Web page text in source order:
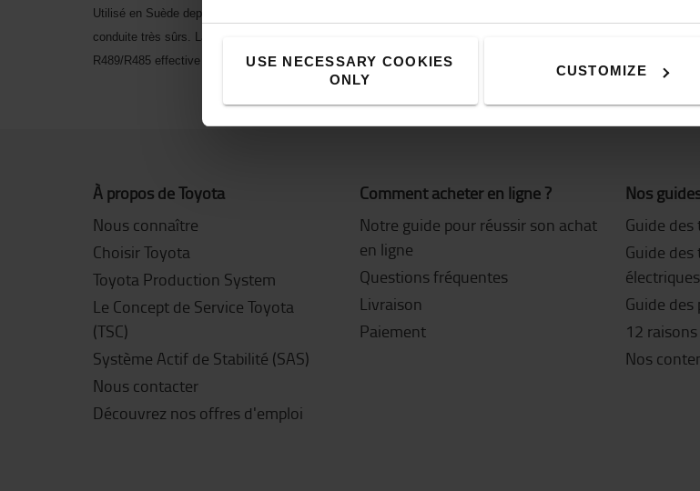
USE NECESSARY COOKIES
ONLY
CUSTOMIZE
Utilisé en Suède depuis 3 ans, cet e-learning s’est avéré efficace, économique et donne d’excellents résultats
conduite très sûrs. La version française est adaptée à la législation nationale et suit le système CACES® R389.
R489/R485 effective le 1
janvier 2020.
À propos de Toyota
Nous connaître
Choisir Toyota
Toyota Production System
Le Concept de Service Toyota
(TSC)
Système Actif de Stabilité (SAS)
Nous contacter
Découvrez nos offres d'emploi
Comment acheter en ligne ?
Notre guide pour réussir son achat
en ligne
Questions fréquentes
Livraison
Paiement
Nos
Guide
Guide
électriques
Guide des
12
Nos